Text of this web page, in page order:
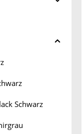
Schwarz